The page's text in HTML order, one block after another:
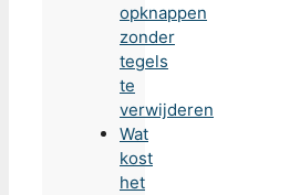
opknappen
zonder
tegels
te
verwijderen
Wat
kost
het